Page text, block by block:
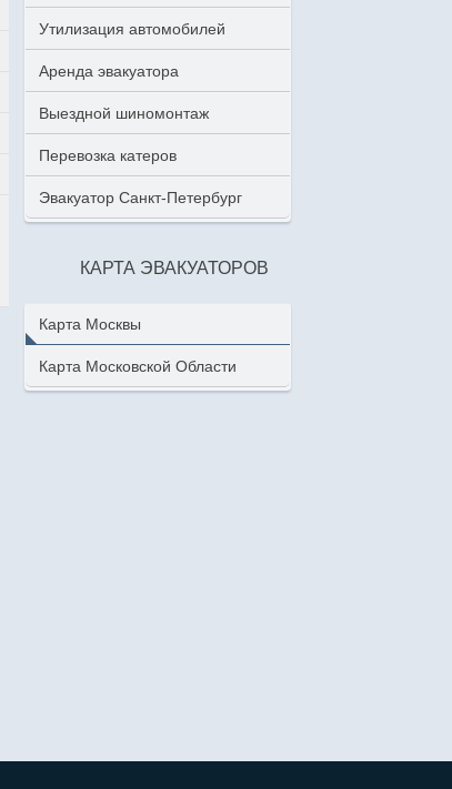
Утилизация автомобилей
Аренда эвакуатора
Выездной шиномонтаж
Перевозка катеров
Эвакуатор Санкт-Петербург
КАРТА ЭВАКУАТОРОВ
Карта Москвы
Карта Московской Области